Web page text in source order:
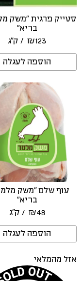
סטייק פרגית “משק
בריא”
₪123 / ק״ג
הוספה לעגלה
עוף שלם “משק
בריא”
₪48 / ק״ג
הוספה לעגלה
אזל מהמלאי